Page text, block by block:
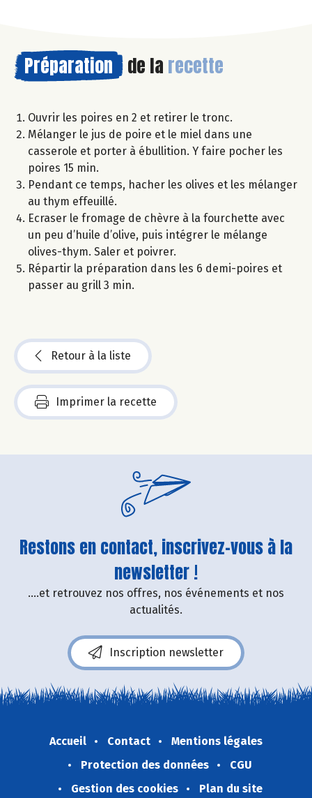
Préparation de la recette
Ouvrir les poires en 2 et retirer le tronc.
Mélanger le jus de poire et le miel dans une
casserole et porter à ébullition. Y faire pocher les
poires 15 min.
Pendant ce temps, hacher les olives et les mélanger
au thym effeuillé.
Ecraser le fromage de chèvre à la fourchette avec
un peu d’huile d’olive, puis intégrer le mélange
olives-thym. Saler et poivrer.
Répartir la préparation dans les 6 demi-poires et
passer au grill 3 min.
Retour à la liste
Imprimer la recette
Restons en contact, inscrivez-vous à la
newsletter !
....et retrouvez nos offres, nos événements et nos
actualités.
Inscription newsletter
Accueil Contact
Mentions légales
Protection des données
CGU
Gestion des cookies
Plan du site